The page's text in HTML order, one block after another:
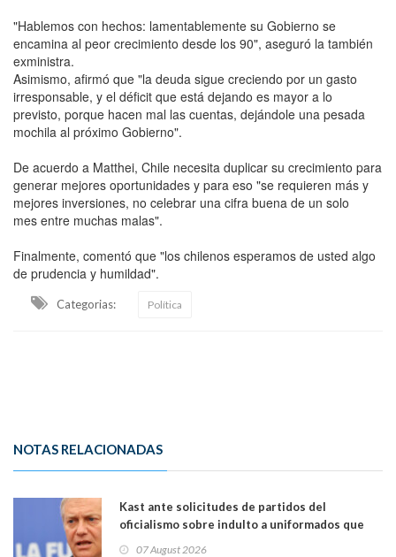
"Hablemos con hechos: lamentablemente su Gobierno se
encamina al peor crecimiento desde los 90", aseguró la también
exministra.
Asimismo, afirmó que "la deuda sigue creciendo por un gasto
irresponsable, y el déficit que está dejando es mayor a lo
previsto, porque hacen mal las cuentas, dejándole una pesada
mochila al próximo Gobierno".
De acuerdo a Matthei, Chile necesita duplicar su crecimiento para
generar mejores oportunidades y para eso "se requieren más y
mejores inversiones, no celebrar una cifra buena de un solo
mes entre muchas malas".
Finalmente, comentó que "los chilenos esperamos de usted algo
de prudencia y humildad".
Categorias: Política
NOTAS RELACIONADAS
Kast ante solicitudes de partidos del
oficialismo sobre indulto a uniformados que
07 August 2026